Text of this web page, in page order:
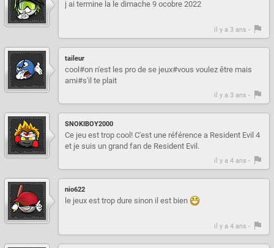
j ai termine la le dimache 9 ocobre 2022
il y a 3 ans -
taileur
cool#on n'est les pro de se jeux#vous voulez être mais
ami#s'il te plait
il y a 3 ans -
SNOKIBOY2000
Ce jeu est trop cool! C'est une référence a Resident Evil 4
et je suis un grand fan de Resident Evil.
il y a 4 ans -
nio622
le jeux est trop dure sinon il est bien
il y a 4 ans -